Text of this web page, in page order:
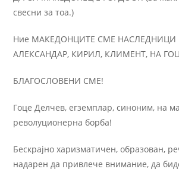
свесни за тоа.)
Ние МАКЕДОНЦИТЕ СМЕ
АЛЕКСАНДАР, КИРИЛ, КЛИМЕНТ, НА
БЛАГОСЛОВЕНИ СМЕ!
Гоце Делчев, егземплар, синоним, на
револуционерна борба!
Бескрајно харизматичен, образован,
надарен да привлече внимание, да